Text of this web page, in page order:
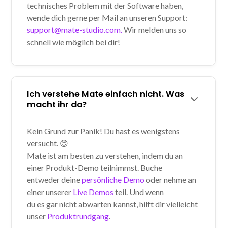
technisches Problem mit der Software haben,
wende dich gerne per Mail an unseren Support:
support@mate-studio.com.Wir melden uns so
schnell wie möglich bei dir!
Ich verstehe Mate einfach nicht. Was
macht ihr da?
Kein Grund zur Panik! Du hast es wenigstens
versucht. 😊
Mate ist am besten zu verstehen, indem du an
einer Produkt-Demo teilnimmst. Buche
entweder deinepersönliche Demo oder nehme an
einer unserer Live Demos teil. Und wenn
du es gar nicht abwarten kannst, hilft dir vielleicht
unser Produktrundgang.